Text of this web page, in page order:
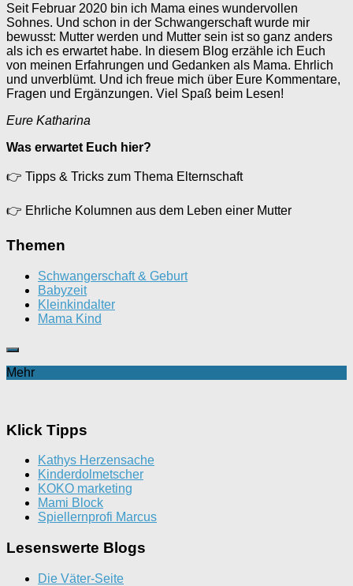
Seit Februar 2020 bin ich Mama eines wundervollen
Sohnes. Und schon in der Schwangerschaft wurde mir
bewusst: Mutter werden und Mutter sein ist so ganz anders
als ich es erwartet habe. In diesem Blog erzähle ich Euch
von meinen Erfahrungen und Gedanken als Mama. Ehrlich
und unverblümt. Und ich freue mich über Eure Kommentare,
Fragen und Ergänzungen. Viel Spaß beim Lesen!
Eure Katharina
Was erwartet Euch hier?
👉 Tipps & Tricks zum Thema Elternschaft
👉 Ehrliche Kolumnen aus dem Leben einer Mutter
Themen
Schwangerschaft & Geburt
Babyzeit
Kleinkindalter
Mama Kind
Mehr
Klick Tipps
Kathys Herzensache
Kinderdolmetscher
KOKO marketing
Mami Block
Spiellernprofi Marcus
Lesenswerte Blogs
Die Väter-Seite